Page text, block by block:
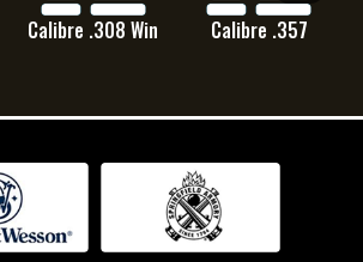
Calibre .308 Win Calibre .357